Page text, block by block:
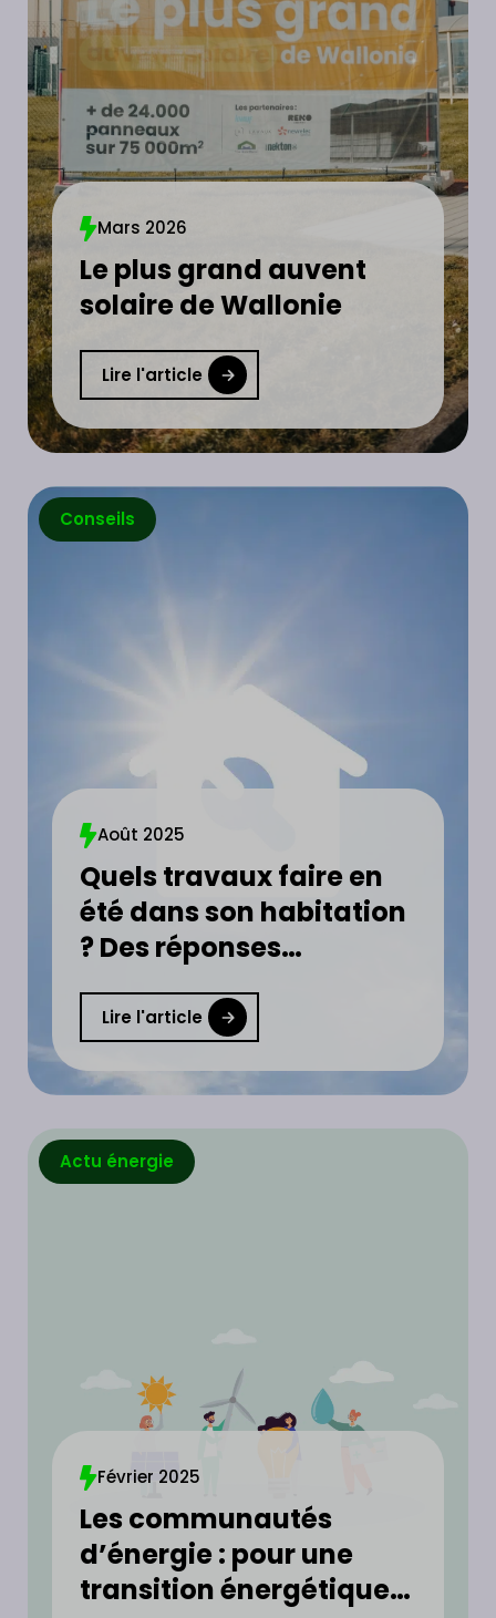
Mars 2026
Le plus grand auvent
solaire de Wallonie
Lire l'article
Conseils
Août 2025
Quels travaux faire en
été dans son habitation
? Des réponses
concrètes et utiles en
moins de 5 min !
Lire l'article
Actu énergie
Février 2025
Les communautés
d’énergie : pour une
transition énergétique